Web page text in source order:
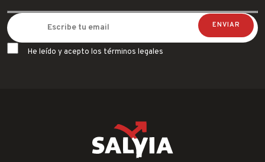
He leído y acepto los términos legales